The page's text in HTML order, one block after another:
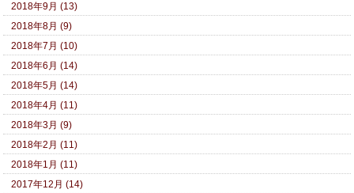
2018年9月 (13)
2018年8月 (9)
2018年7月 (10)
2018年6月 (14)
2018年5月 (14)
2018年4月 (11)
2018年3月 (9)
2018年2月 (11)
2018年1月 (11)
2017年12月 (14)